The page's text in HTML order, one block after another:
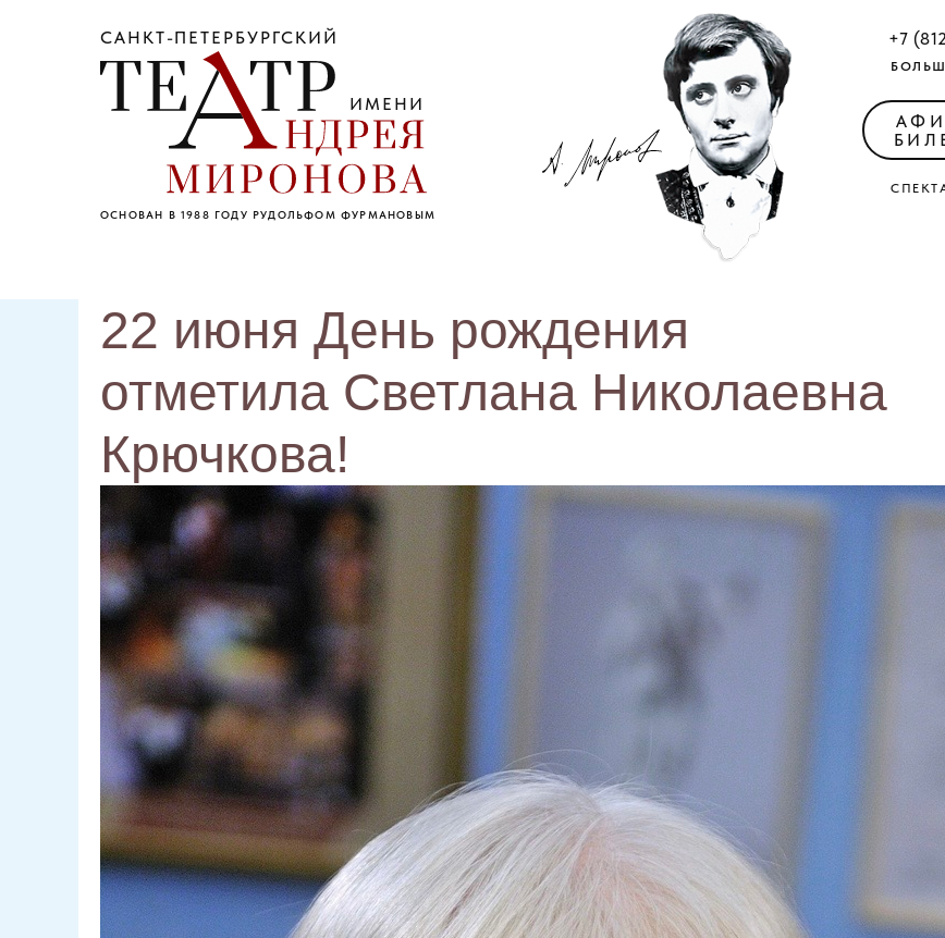
САНКТ-ПЕТЕРБУРГСКИЙ
ИМЕНИ
ОСНОВАН В 1988 ГОДУ РУДОЛЬФОМ ФУРМАНОВЫМ
+7
22 июня День рождения
отметила Светлана Николаевна
Крючкова!